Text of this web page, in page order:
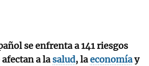
se enfrenta a 141 riesgos
a lasalud, laeconomíay